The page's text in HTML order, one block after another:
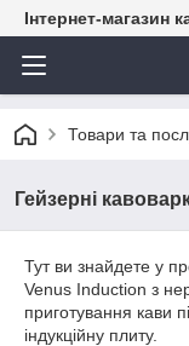
Інтернет-магазин
Товари та
Гейзерні
Тут ви знайдете у
Venus Induction з
приготування кави
індукційну плиту.